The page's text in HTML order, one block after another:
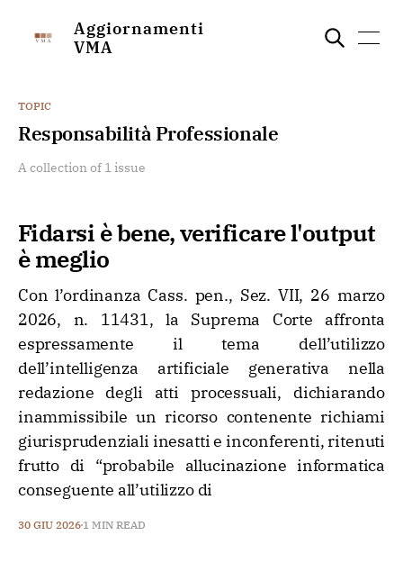
Aggiornamenti
VMA
TOPIC
Responsabilità Professionale
A collection of 1 issue
Fidarsi è bene, verificare l'output
è meglio
Con l’ordinanza Cass. pen., Sez. VII, 26 marzo
2026, n. 11431, la Suprema Corte affronta
espressamente il tema dell’utilizzo
dell’intelligenza artificiale generativa nella
redazione degli atti processuali, dichiarando
inammissibile un ricorso contenente richiami
giurisprudenziali inesatti e inconferenti, ritenuti
frutto di “probabile allucinazione informatica
conseguente all’utilizzo di
30 GIU 2026 1 MIN READ